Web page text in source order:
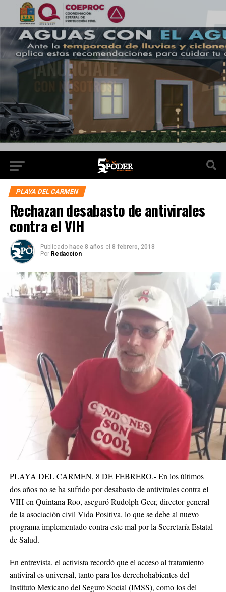
PLAYA DEL CARMEN
Rechazan desabasto de antivirales
contra el VIH
Publicado hace 8 años el 8 febrero, 2018
Por Redaccion
PLAYA DEL CARMEN, 8 DE FEBRERO.- En los últimos
dos años no se ha sufrido por desabasto de antivirales contra el
VIH en Quintana Roo, aseguró Rudolph Geer, director general
de la asociación civil Vida Positiva, lo que se debe al nuevo
programa implementado contra este mal por la Secretaría Estatal
de Salud.
En entrevista, el activista recordó que el acceso al tratamiento
antiviral es universal, tanto para los derechohabientes del
Instituto Mexicano del Seguro Social (IMSS), como los del